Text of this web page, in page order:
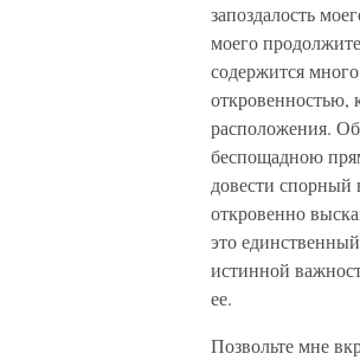
запоздалость
моего
содержится
откровенностью,
расположения.
беспощадною
довести спорный
откровенно
это
истинной
ее.
Позвольте мне